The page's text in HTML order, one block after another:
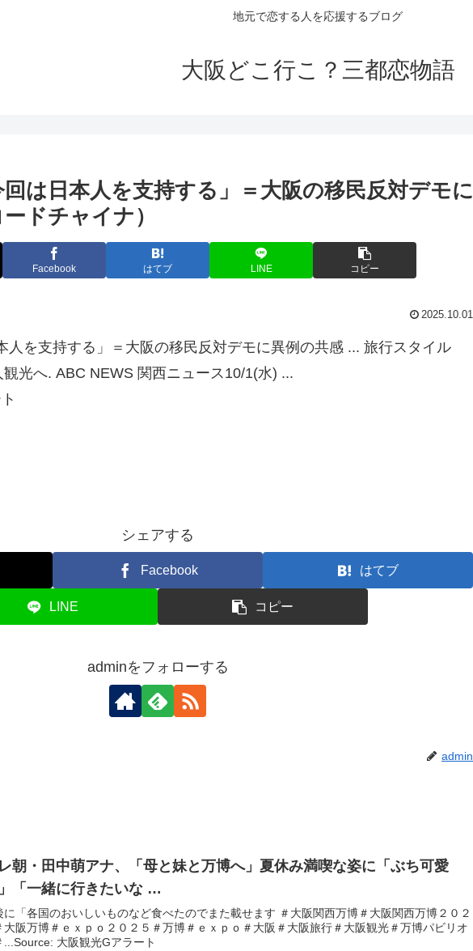
地元で恋する人を応援するブログ
大阪どこ行こ？三都恋物語
は日本人を支持する」＝ 大阪の移民反対デモに
ドチャイナ）
Facebook はてブ LINE コピー
2025.10.01
人を支持する」＝大阪の移民反対デモに異例の共感 ... 旅行スタイル
観光へ. ABC NEWS 関西ニュース10/1(水) ...
シェアする
Facebook はてブ
LINE コピー
adminをフォローする
admin
朝・田中萌アナ、「母と妹と万博へ」夏休み満喫な姿に「ぶち可愛
「一緒に行きたいな …
に「各国のおいしいものなど食べたのでまた載せます ＃大阪関西万博＃大阪関西万博２０２
大阪万博＃ｅｘｐｏ２０２５＃万博＃ｅｘｐｏ＃大阪＃大阪旅行＃大阪観光＃万博パビリオ
...Source: 大阪観光Gアラート